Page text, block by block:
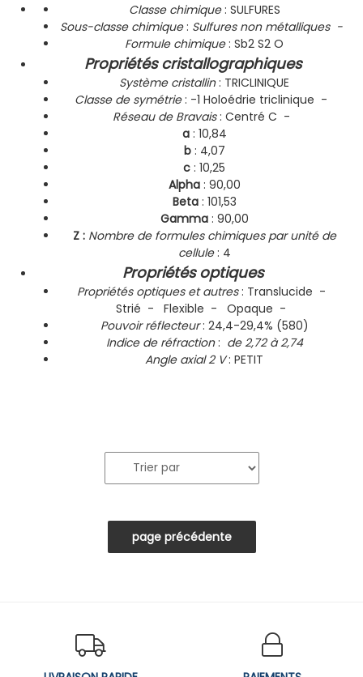
Classe chimique: SULFURES
Sous-classe chimique: Sulfures non métalliques -
Formule chimique: Sb2 S2 O
Propriétés cristallographiques
Système cristallin: TRICLINIQUE
Classe de symétrie: -1 Holoédrie triclinique -
Réseau de Bravais: Centré C -
a: 10,84
b: 4,07
c : 10,25
Alpha: 90,00
Beta: 101,53
Gamma: 90,00
Z : Nombre de formules chimiques par unité de
cellule: 4
Propriétés optiques
Propriétés optiques et autres: Translucide -
Strié - Flexible - Opaque -
Pouvoir réflecteur: 24,4-29,4% (580)
Indice de réfraction: de 2,72 à 2,74
Angle axial 2 V: PETIT